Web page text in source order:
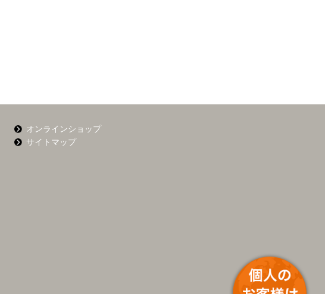
オンラインショップ
サイトマップ